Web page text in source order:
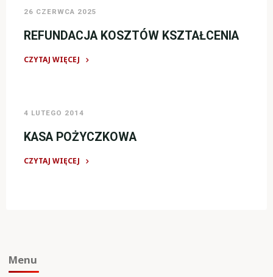
26 CZERWCA 2025
REFUNDACJA KOSZTÓW KSZTAŁCENIA
CZYTAJ WIĘCEJ
4 LUTEGO 2014
KASA POŻYCZKOWA
CZYTAJ WIĘCEJ
Menu